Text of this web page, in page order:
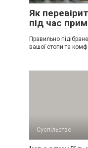
Як
під час
Правильно
вашої стопи та
Суспільство